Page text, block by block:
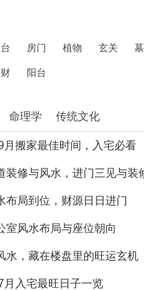
房门 植物 玄关
阳台
命理学 传统文化
月搬家最佳时间，入宅必看
布局到位，财源日日进门
室风水布局与座位朝向
水，藏在楼盘里的旺运玄机
月入宅最旺日子一览